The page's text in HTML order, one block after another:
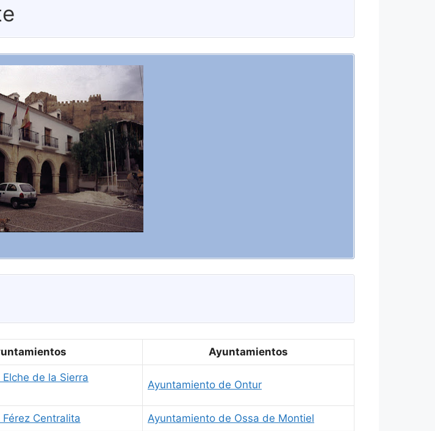
Ayuntamientos
de la Sierra
Ayuntamiento de Ontur
Centralita Ayuntamiento de Ossa de Montiel